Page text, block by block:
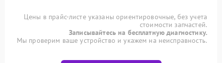
Цены в прайс-листе указаны ориентировочные, без учета
стоимости запчастей.
Записывайтесь на бесплатную диагностику.
Мы проверим ваше устройство и укажем на неисправность.